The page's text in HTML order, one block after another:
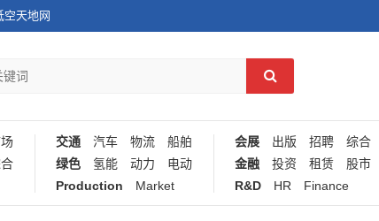
空天地网
交通 汽车 物流
船舶
绿色
氢能 动力
电动
Production
Market
会展 出版 招聘
综合
金融
投资 租赁
股市
R&D
HR Finance